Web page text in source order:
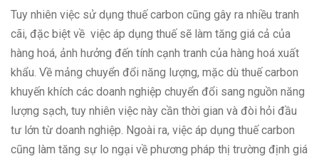
Tuy nhiên việc sử dụng thuế carbon cũng gây ra nhiều tranh
cãi, đặc biệt về việc áp dụng thuế sẽ làm tăng giá cả của
hàng hoá, ảnh hưởng đến tính cạnh tranh của hàng hoá xuất
khẩu. Về mảng chuyển đổi năng lượng, mặc dù thuế carbon
khuyến khích các doanh nghiệp chuyển đổi sang nguồn năng
lượng sạch, tuy nhiên việc này cần thời gian và đòi hỏi đầu
tư lớn từ doanh nghiệp. Ngoài ra, việc áp dụng thuế carbon
cũng làm tăng sự lo ngại về phương pháp thị trường định giá